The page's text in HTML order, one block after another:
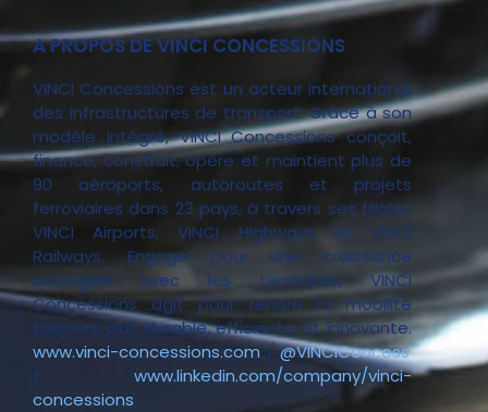
A PROPOS DE VINCI CONCESSIONS
VINCI Concessions est un acteur international
des infrastructures de transport. Grâce à son
modèle intégré, VINCI Concessions conçoit,
finance, construit, opère et maintient plus de
90 aéroports, autoroutes et projets
ferroviaires dans 23 pays, à travers ses filiales
VINCI Airports, VINCI Highways et VINCI
Railways. Engagé pour une croissance
partagée avec les territoires, VINCI
Concessions agit pour rendre la mobilité
toujours plus durable, efficiente et innovante.
www.vinci-concessions.com/@VINCIConcess
/ www.linkedin.com/company/vinci-
concessions